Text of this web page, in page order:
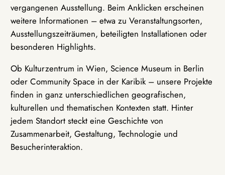
vergangenen Ausstellung. Beim Anklicken erscheinen
weitere Informationen – etwa zu Veranstaltungsorten,
Ausstellungszeiträumen, beteiligten Installationen oder
besonderen Highlights.
Ob Kulturzentrum in Wien, Science Museum in Berlin
oder Community Space in der Karibik – unsere Projekte
finden in ganz unterschiedlichen geografischen,
kulturellen und thematischen Kontexten statt. Hinter
jedem Standort steckt eine Geschichte von
Zusammenarbeit, Gestaltung, Technologie und
Besucherinteraktion.